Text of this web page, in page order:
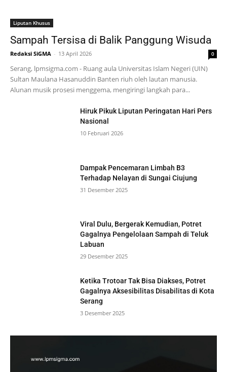
Liputan Khusus
Sampah Tersisa di Balik Panggung Wisuda
Redaksi SiGMA - 13 April 2026 0
Serang, lpmsigma.com - Ruang aula Universitas Islam Negeri (UIN)
Sultan Maulana Hasanuddin Banten riuh oleh lautan manusia.
Alunan musik prosesi menggema, mengiringi langkah para...
Hiruk Pikuk Liputan Peringatan Hari Pers
Nasional
10 Februari 2026
Dampak Pencemaran Limbah B3
Terhadap Nelayan di Sungai Ciujung
31 Desember 2025
Viral Dulu, Bergerak Kemudian, Potret
Gagalnya Pengelolaan Sampah di Teluk
Labuan
29 Desember 2025
Ketika Trotoar Tak Bisa Diakses, Potret
Gagalnya Aksesibilitas Disabilitas di Kota
Serang
3 Desember 2025